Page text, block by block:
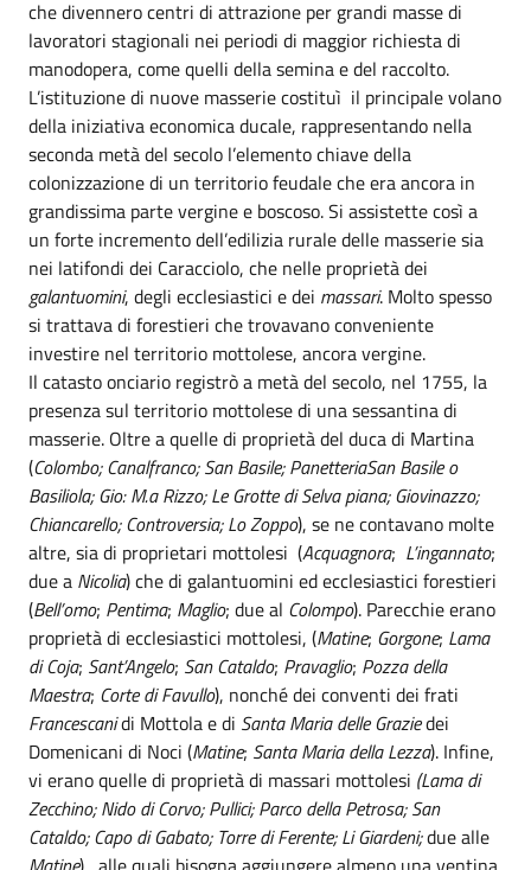
che divennero centri di attrazione per grandi masse di
lavoratori stagionali nei periodi di maggior richiesta di
manodopera, come quelli della semina e del raccolto.
L’istituzione di nuove masserie costituì il principale volano
della iniziativa economica ducale, rappresentando nella
seconda metà del secolo l’elemento chiave della
colonizzazione di un territorio feudale che era ancora in
grandissima parte vergine e boscoso. Si assistette così a
un forte incremento dell’edilizia rurale delle masserie sia
nei latifondi dei Caracciolo, che nelle proprietà dei
galantuomini, degli ecclesiastici e dei massari. Molto spesso
si trattava di forestieri che trovavano conveniente
investire nel territorio mottolese, ancora vergine.
Il catasto onciario registrò a metà del secolo, nel 1755, la
presenza sul territorio mottolese di una sessantina di
masserie. Oltre a quelle di proprietà del duca di Martina
(Colombo; Canalfranco; San Basile; PanetteriaSan Basile o
Basiliola; Gio: M.a Rizzo; Le Grotte di Selva piana; Giovinazzo;
Chiancarello; Controversia; Lo Zoppo), se ne contavano molte
altre, sia di proprietari mottolesi (Acquagnora; L’ingannato;
due a Nicolia) che di galantuomini ed ecclesiastici forestieri
(Bell’omo; Pentima; Maglio; due al Colompo). Parecchie erano
proprietà di ecclesiastici mottolesi, (Matine; Gorgone; Lama
di Coja; Sant’Angelo; San Cataldo; Pravaglio; Pozza della
Maestra; Corte di Favullo), nonché dei conventi dei frati
Francescanidi Mottola e di Santa Maria delle Graziedei
Domenicani di Noci (Matine; Santa Maria della Lezza). Infine,
vi erano quelle di proprietà di massari mottolesi (Lama di
Zecchino; Nido di Corvo; Pullici; Parco della Petrosa; San
Cataldo; Capo di Gabato; Torre di Ferente; Li Giardeni;due alle